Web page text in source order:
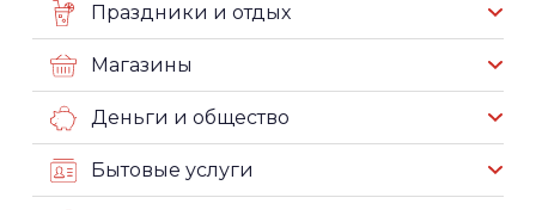
Праздники и отдых
Магазины
Деньги и общество
Бытовые услуги